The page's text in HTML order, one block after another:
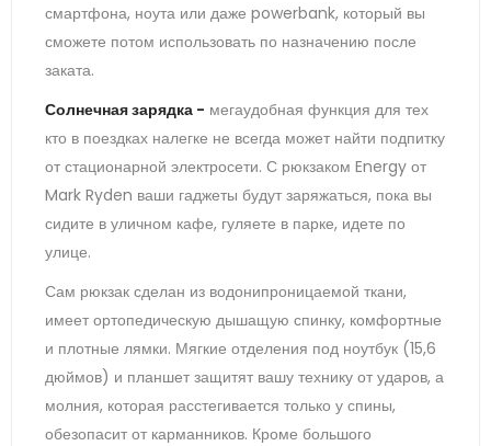
смартфона, ноута или даже powerbank, который вы
сможете потом использовать по назначению после
заката.
Солнечная зарядка - мегаудобная функция для тех
кто в поездках налегке не всегда может найти подпитку
от стационарной электросети. С рюкзаком Energy от
Mark Ryden ваши гаджеты будут заряжаться, пока вы
сидите в уличном кафе, гуляете в парке, идете по
улице.
Сам рюкзак сделан из водонипроницаемой ткани,
имеет ортопедическую дышащую спинку, комфортные
и плотные лямки. Мягкие отделения под ноутбук (15,6
дюймов) и планшет защитят вашу технику от ударов, а
молния, которая расстегивается только у спины,
обезопасит от карманников. Кроме большого